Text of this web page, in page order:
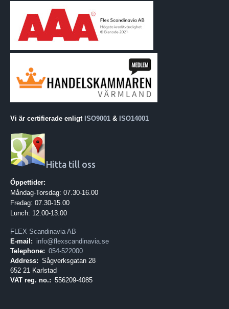
Vi är certifierade enligt ISO9001 & ISO14001
Hitta till oss
Öppettider:
Måndag-Torsdag: 07.30-16.00
Fredag: 07.30-15.00
Lunch: 12.00-13.00
FLEX Scandinavia AB
E-mail: info@flexscandinavia.se
Telephone: 054-522000
Address: Sågverksgatan 28
652 21 Karlstad
VAT reg. no.: 556209-4085